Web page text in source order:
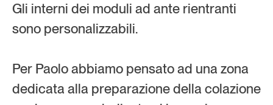
Gli interni dei moduli ad ante rientranti
sono personalizzabili.
Per Paolo abbiamo pensato ad una zona
dedicata alla preparazione della colazione